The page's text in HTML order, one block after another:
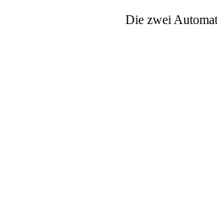
Die zwei